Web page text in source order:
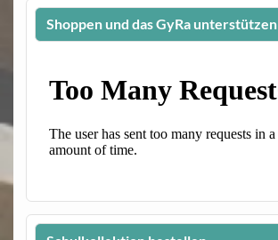
Shoppen und das GyRa unterstützen